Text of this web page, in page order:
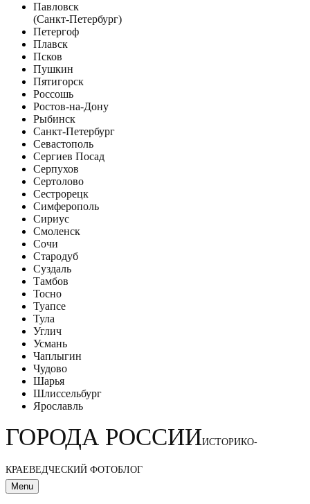
Павловск
(Санкт-Петербург)
Петергоф
Плавск
Псков
Пушкин
Пятигорск
Россошь
Ростов-на-Дону
Рыбинск
Санкт-Петербург
Севастополь
Сергиев Посад
Серпухов
Сертолово
Сестрорецк
Симферополь
Сириус
Смоленск
Сочи
Стародуб
Суздаль
Тамбов
Тосно
Туапсе
Тула
Углич
Усмань
Чаплыгин
Чудово
Шарья
Шлиссельбург
Ярославль
ГОРОДА РОССИИИСТОРИКО-
КРАЕВЕДЧЕСКИЙ ФОТОБЛОГ
Menu